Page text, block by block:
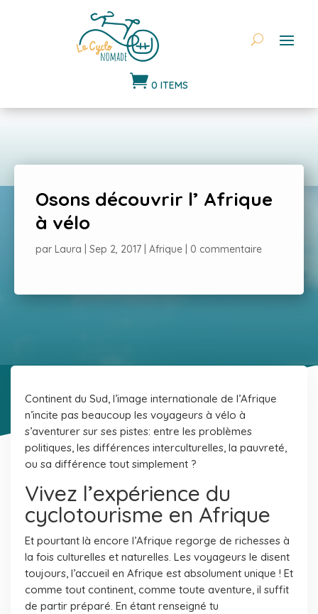
 0 ITEMS
Osons découvrir l’ Afrique
à vélo
par Laura Sep 2, 2017 Afrique 0 commentaire
Continent du Sud, l’image internationale de l’Afrique
n’incite pas beaucoup les voyageurs à vélo à
s’aventurer sur ses pistes: entre les problèmes
politiques, les différences interculturelles, la pauvreté,
ou sa différence tout simplement ?
Vivez l’expérience du
cyclotourisme en Afrique
Et pourtant là encore l’Afrique regorge de richesses à
la fois culturelles et naturelles. Les voyageurs le disent
toujours, l’accueil en Afrique est absolument unique ! Et
comme tout continent, comme toute aventure, il suffit
de partir préparé. En étant renseigné tu